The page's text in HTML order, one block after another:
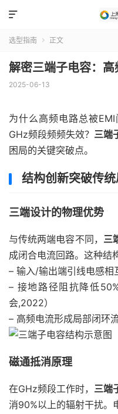

选型指南  正文
解密三端子电容：
2025-06-13
为什么高频电路总被
GHz频段频频失效？ 三端
困局的关键突破点。
结构创新突破传
三端设计的物理优势
与传统两端电容不同， 三
成闭合电流回路。这种结
– 输入/输出端引线电感相
– 接地路径阻抗降低
会,2022）
– 高频电流形成局部闭环
磁通抵消原理
在GHz频段工作时， 三端
消90%以上的辐射干扰。